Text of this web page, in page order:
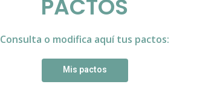
PACTOS
Consulta o modifica aquí tus pactos:
Mis pactos